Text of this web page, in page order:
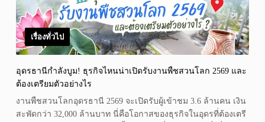
เรื่องทั่วไป
อุดรธานีกำลังบูม! ธุรกิจไหนน่าเปิดรับงานพืชสวนโลก 2569 และ
ต้องเตรียมตัวอย่างไร
งานพืชสวนโลกอุดรธานี 2569 จะเปิดรับผู้เข้าชม 3.6 ล้านคน เงิน
สะพัดกว่า 32,000 ล้านบาท นี่คือโอกาสของธุรกิจในอุดรที่ต้องเตรี